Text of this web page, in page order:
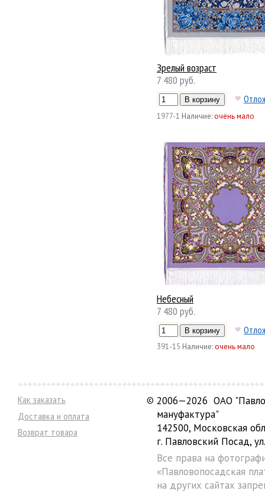
Зрелый возраст
7 480 руб.
1977-1 Наличие:очень мало
Небесный
7 480 руб.
391-15 Наличие:очень мало
Как заказать
Доставка и оплата
Возврат товара
© 2006—2026 ОАО
мануфактура"
142500, Московская
г. Павловский Посад,
Все права на
«Павловопосадская
на других сайтах